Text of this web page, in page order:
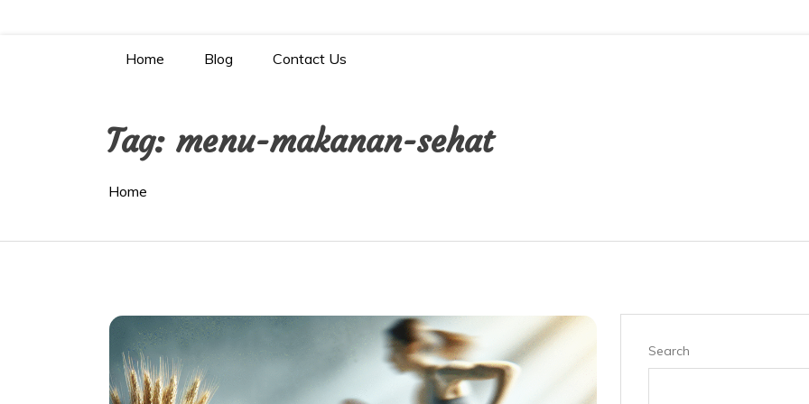
Home Blog Contact Us
Tag: menu-makanan-sehat
Home
Search